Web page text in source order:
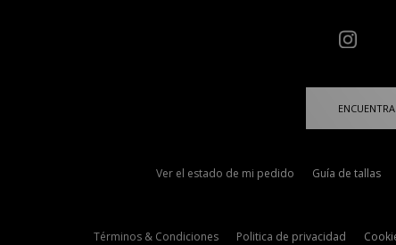
Ver el estado de mi pedido Guía de tallas
Términos & Condiciones Politica de privacidad